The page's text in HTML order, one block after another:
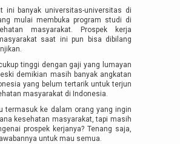
ini banyak universitas-universitas di
mulai membuka program studi di
masyarakat. Prospek kerja
saat ini pun bisa dibilang
tinggi dengan gaji yang lumayan
demikian masih banyak angkatan
yang belum tertarik untuk terjun
masyarakat di Indonesia.
termasuk ke dalam orang yang ingin
kesehatan masyarakat, tapi masih
prospek kerjanya? Tenang saja,
untuk mau semua.